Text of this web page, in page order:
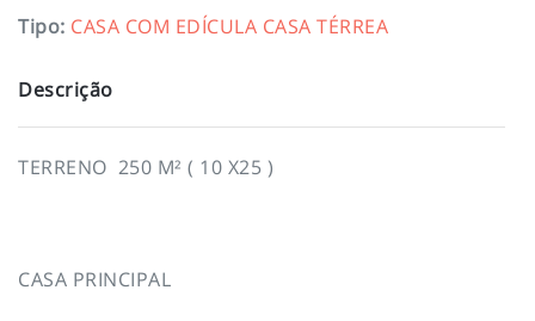
Tipo: CASA COM EDÍCULA CASA TÉRREA
Descrição
TERRENO 250 M² ( 10 X25 )
CASA PRINCIPAL